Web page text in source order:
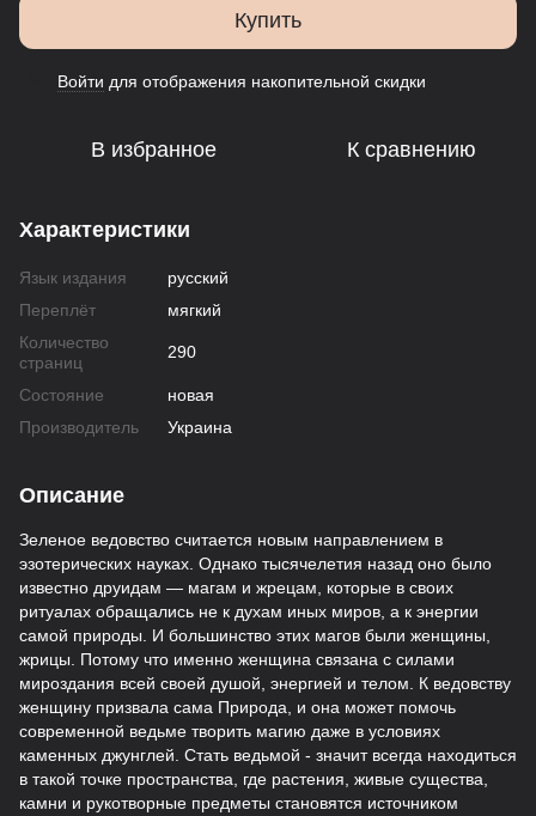
Купить
Войти для отображения накопительной скидки
В избранное К сравнению
Характеристики
Язык издания
русский
Переплёт
мягкий
Количество
страниц
290
Состояние
новая
Производитель
Украина
Описание
Зеленое ведовство считается новым направлением в
эзотерических науках. Однако тысячелетия назад оно было
известно друидам — магам и жрецам, которые в своих
ритуалах обращались не к духам иных миров, а к энергии
самой природы. И большинство этих магов были женщины,
жрицы. Потому что именно женщина связана с силами
мироздания всей своей душой, энергией и телом. К ведовству
женщину призвала сама Природа, и она может помочь
современной ведьме творить магию даже в условиях
каменных джунглей. Стать ведьмой - значит всегда находиться
в такой точке пространства, где растения, живые существа,
камни и рукотворные предметы становятся источником